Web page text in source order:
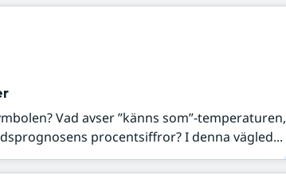
Vad avser ”känns som”-temperaturen,
procentsiffror? I denna vägled...